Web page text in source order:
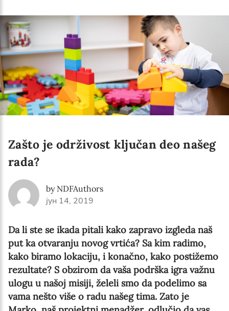
Zašto je održivost ključan deo našeg
rada?
by NDFAuthors
јун 14, 2019
Da li ste se ikada pitali kako zapravo izgleda naš
put ka otvaranju novog vrtića? Sa kim radimo,
kako biramo lokaciju, i konačno, kako postižemo
rezultate? S obzirom da vaša podrška igra važnu
ulogu u našoj misiji, želeli smo da podelimo sa
vama nešto više o radu našeg tima. Zato je
Serbian
Interests
The Early Years Blog
Program updates
SUBSCRIBE